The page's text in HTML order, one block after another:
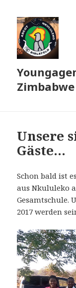
Zimbabwe
Unsere
Gäste…
Schon bald ist
aus Nkululeko
Gesamtschule.
2017 werden